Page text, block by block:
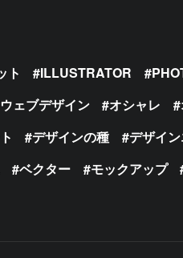
ト ILLUSTRATOR
ウェブデザイン オシャレ
デザインの種 デザイ
ベクター モックアップ